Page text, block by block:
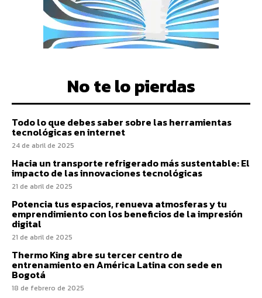
No te lo pierdas
Todo lo que debes saber sobre las herramientas
tecnológicas en internet
24 de abril de 2025
Hacia un transporte refrigerado más sustentable: El
impacto de las innovaciones tecnológicas
21 de abril de 2025
Potencia tus espacios, renueva atmosferas y tu
emprendimiento con los beneficios de la impresión
digital
21 de abril de 2025
Thermo King abre su tercer centro de
entrenamiento en América Latina con sede en
Bogotá
18 de febrero de 2025